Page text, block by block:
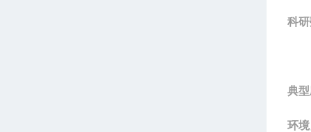
科
典
环